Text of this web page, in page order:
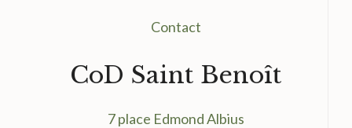
Contact
CoD Saint Benoît
7 place Edmond Albius